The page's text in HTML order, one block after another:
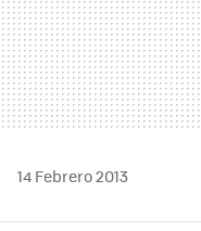
14 Febrero 2013